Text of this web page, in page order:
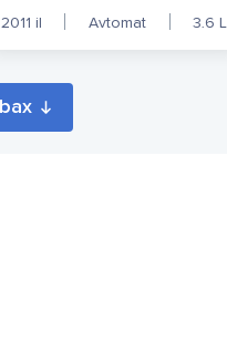
2011 il Avtomat 3.6 L
bax